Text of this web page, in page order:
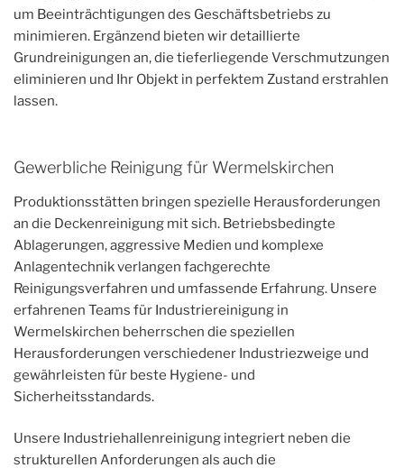
um Beeinträchtigungen des Geschäftsbetriebs zu
minimieren. Ergänzend bieten wir detaillierte
Grundreinigungen an, die tieferliegende Verschmutzungen
eliminieren und Ihr Objekt in perfektem Zustand erstrahlen
lassen.
Gewerbliche Reinigung für Wermelskirchen
Produktionsstätten bringen spezielle Herausforderungen
an die Deckenreinigung mit sich. Betriebsbedingte
Ablagerungen, aggressive Medien und komplexe
Anlagentechnik verlangen fachgerechte
Reinigungsverfahren und umfassende Erfahrung. Unsere
erfahrenen Teams für Industriereinigung in
Wermelskirchen beherrschen die speziellen
Herausforderungen verschiedener Industriezweige und
gewährleisten für beste Hygiene- und
Sicherheitsstandards.
Unsere Industriehallenreinigung integriert neben die
strukturellen Anforderungen als auch die